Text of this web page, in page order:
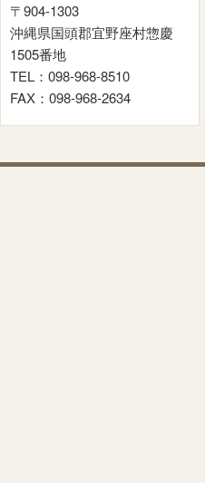
〒904-1303
沖縄県国頭郡宜野座村惣慶
1505番地
TEL：098-968-8510
FAX：098-968-2634